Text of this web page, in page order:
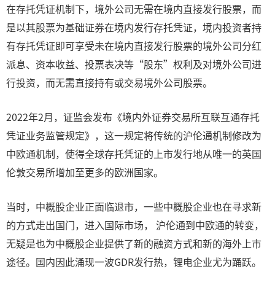
在存托凭证机制下，境外公司无需在境内直接发行股票，而
是以其股票为基础证券在境内发行存托凭证，境内投资者持
有存托凭证即可享受未在境内直接发行股票的境外公司分红
派息、资本收益、投票表决等“股东”权利及对境外公司进
行投资，而无需直接持有或交易境外公司股票。
2022年2月，证监会发布《境内外证券交易所互联互通存托
凭证业务监管规定》，这一规定将传统的沪伦通机制修改为
中欧通机制，使得全球存托凭证的上市发行地从唯一的英国
伦敦交易所增加至更多的欧洲国家。
当时，中概股企业正面临退市，一些中概股企业也在寻求新
的方式走出国门，进入国际市场， 沪伦通到中欧通的转变，
无疑是也为中概股企业提供了新的融资方式和新的海外上市
途径。国内因此涌现一波GDR发行热，锂电企业尤为踊跃。